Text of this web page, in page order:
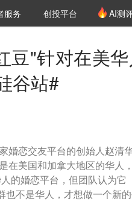
氪堂
服务 创投平台 AI测
豆"针对在美
谷站#
婚恋交友平台的创始人赵清
在美国和加拿大地区的华人
的婚恋平台，但团队认为它
也不是华人，才想做一个新